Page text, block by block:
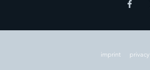
imprint privacy